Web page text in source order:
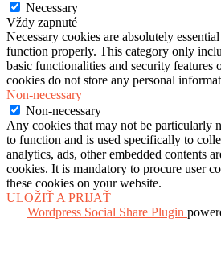
Necessary
Vždy zapnuté
Necessary cookies are absolutely
function properly. This category only
basic functionalities and security features
cookies do not store any personal
Non-necessary
Non-necessary
Any cookies that may not be particularly
to function and is used specifically to
analytics, ads, other embedded contents
cookies. It is mandatory to procure user
these cookies on your website.
ULOŽIŤ A PRIJAŤ
Wordpress Social Share Plugin